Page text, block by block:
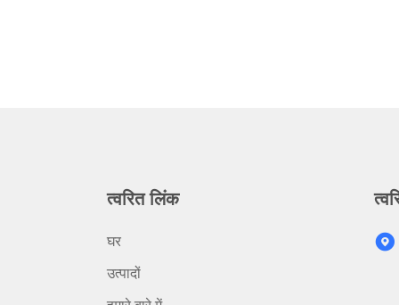
त्वरित लिंक
घर
उत्पादों